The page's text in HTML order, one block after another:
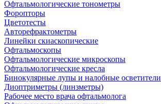
Офтальмологические тонометры
Форопторы
Цветотесты
Авторефрактометры
Линейки скиаскопические
Офтальмоскопы
Офтальмологические микроскопы
Офтальмологические кресла
Бинокулярные лупы и налобные осветители
Диоптриметры (линзметры)
Рабочее место врача офтальмолога